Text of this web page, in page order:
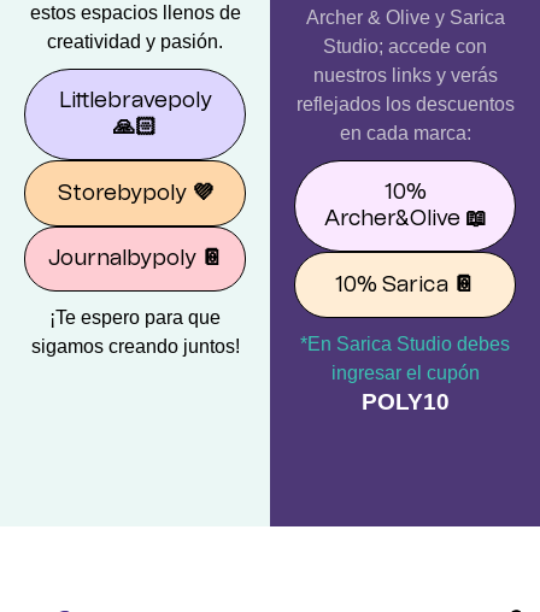
estos espacios llenos de
creatividad y pasión.
Littlebravepoly
🙏🏻
Storebypoly 💜
Journalbypoly 📔
¡Te espero para que
sigamos creando juntos!
Archer & Olive y Sarica
Studio; accede con
nuestros links y verás
reflejados los descuentos
en cada marca:
10%
Archer&Olive 📖
10% Sarica 📔
*En Sarica Studio debes
ingresar el cupón
POLY10